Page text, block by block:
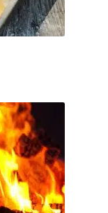
Varianten
Produktseite
gewählt
werden
offenen Feuer des
und 3 Frei-